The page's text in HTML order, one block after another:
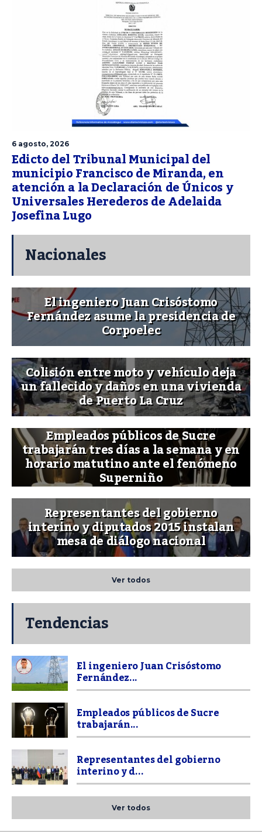
6 agosto, 2026
Edicto del Tribunal Municipal del
municipio Francisco de Miranda, en
atención a la Declaración de Únicos y
Universales Herederos de Adelaida
Josefina Lugo
Nacionales
El ingeniero Juan Crisóstomo
Fernández asume la presidencia de
Corpoelec
Colisión entre moto y vehículo deja
un fallecido y daños en una vivienda
de Puerto La Cruz
Empleados públicos de Sucre
trabajarán tres días a la semana y en
horario matutino ante el fenómeno
Superniño
Representantes del gobierno
interino y diputados 2015 instalan
mesa de diálogo nacional
Ver todos
Tendencias
El ingeniero Juan Crisóstomo
Fernández...
Empleados públicos de Sucre
trabajarán...
Representantes del gobierno
interino y d...
Ver todos